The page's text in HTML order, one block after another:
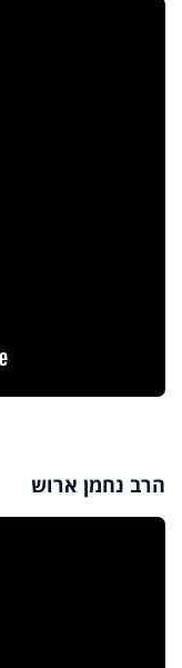
הרב נחמן ארוש